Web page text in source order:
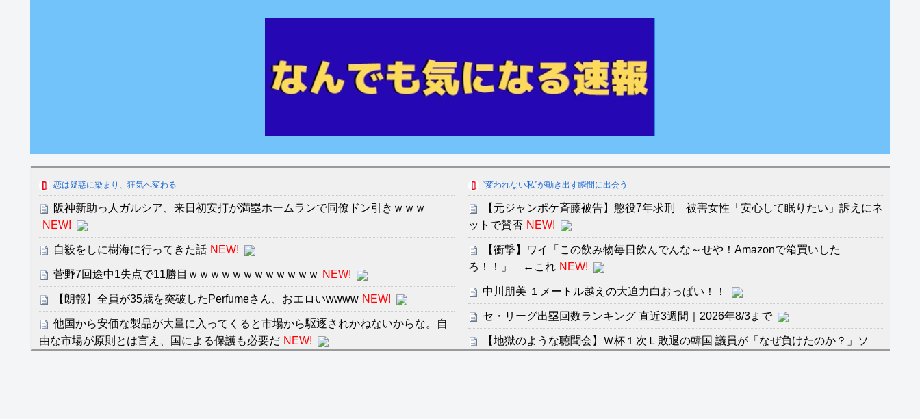
恋は疑惑に染まり、狂気へ変わる
阪神新助っ人ガルシア、来日初安打が満塁ホームランで同僚ドン引きｗｗｗ
NEW!
自殺をしに樹海に行ってきた話 NEW!
菅野7回途中1失点で11勝目ｗｗｗｗｗｗｗｗｗｗｗｗ NEW!
【朗報】全員が35歳を突破したPerfumeさん、おエロいwwww NEW!
他国から安価な製品が大量に入ってくると市場から駆逐されかねないからな。自
由な市場が原則とは言え、国による保護も必要だ NEW!
“変われない私”が動き出す瞬間に出会う
【元ジャンポケ斉藤被告】懲役7年求刑 被害女性「安心して眠りたい」訴えにネ
ットで賛否 NEW!
【衝撃】ワイ「この飲み物毎日飲んでんな～せや！Amazonで箱買いした
ろ！！」 ←これ NEW!
中川朋美 １メートル越えの大迫力白おっぱい！！
セ・リーグ出塁回数ランキング 直近3週間｜2026年8/3まで
【地獄のような聴聞会】Ｗ杯１次Ｌ敗退の韓国 議員が「なぜ負けたのか？」ソ